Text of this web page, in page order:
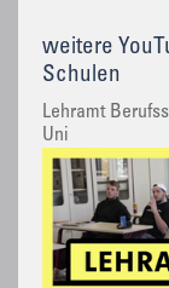
weitere
Schulen
Lehramt
Uni